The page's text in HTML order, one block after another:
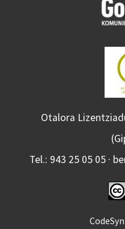
Otalora
Tel.: 943 25 05 05 ·